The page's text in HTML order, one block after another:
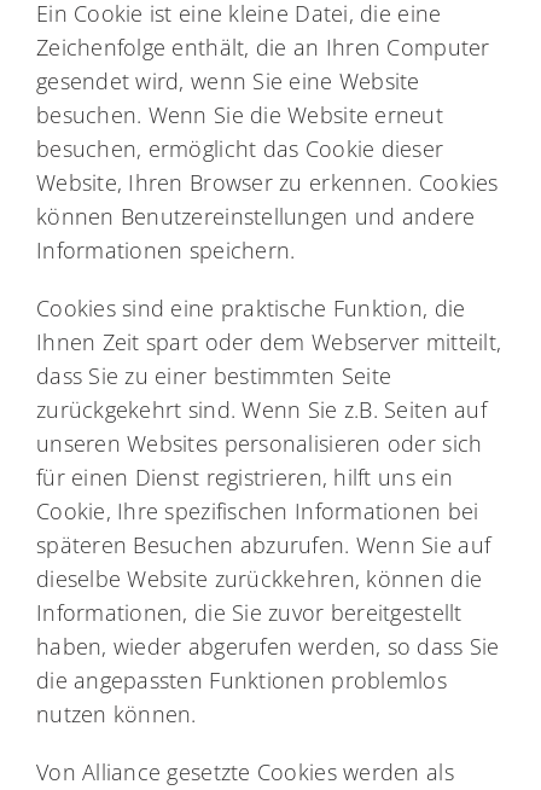
Ein Cookie ist eine kleine Datei, die eine
Zeichenfolge enthält, die an Ihren Computer
gesendet wird, wenn Sie eine Website
besuchen. Wenn Sie die Website erneut
besuchen, ermöglicht das Cookie dieser
Website, Ihren Browser zu erkennen. Cookies
können Benutzereinstellungen und andere
Informationen speichern.
Cookies sind eine praktische Funktion, die
Ihnen Zeit spart oder dem Webserver mitteilt,
dass Sie zu einer bestimmten Seite
zurückgekehrt sind. Wenn Sie z.B. Seiten auf
unseren Websites personalisieren oder sich
für einen Dienst registrieren, hilft uns ein
Cookie, Ihre spezifischen Informationen bei
späteren Besuchen abzurufen. Wenn Sie auf
dieselbe Website zurückkehren, können die
Informationen, die Sie zuvor bereitgestellt
haben, wieder abgerufen werden, so dass Sie
die angepassten Funktionen problemlos
nutzen können.
Von Alliance gesetzte Cookies werden als